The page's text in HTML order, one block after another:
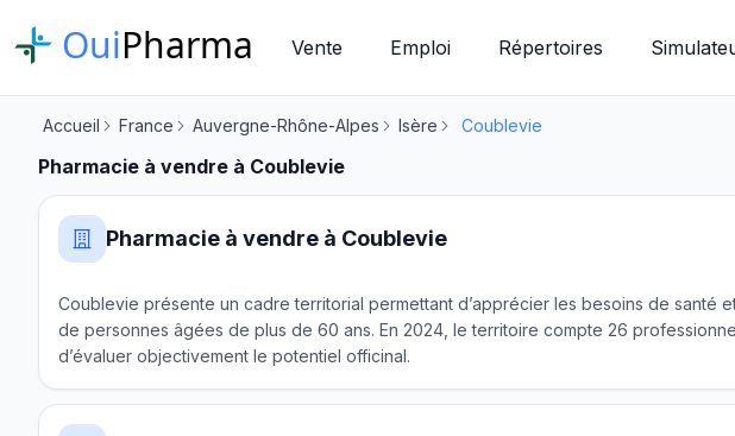
OuiPharma Vente Emploi Répertoires
Accueil France Auvergne-Rhône-Alpes Isère Coublevie
Pharmacie à vendre à Coublevie
Pharmacie à vendre à Coublevie
Coublevie présente un cadre territorial permettant d’apprécier les besoins de santé
de personnes âgées de plus de 60 ans. En 2024, le territoire compte 26
d’évaluer objectivement le potentiel officinal.